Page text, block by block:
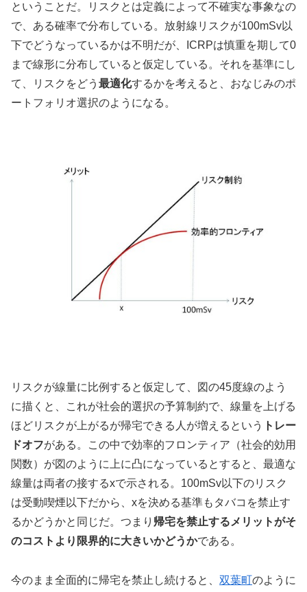
ということだ。リスクとは定義によって不確実な事象なの
で、ある確率で分布している。放射線リスクが100mSv以
下でどうなっているかは不明だが、ICRPは慎重を期して0
まで線形に分布していると仮定している。それを基準にし
て、リスクをどう 最適化するかを考えると、おなじみのポ
ートフォリオ選択のようになる。
リスクが線量に比例すると仮定して、図の45度線のよう
に描くと、これが社会的選択の予算制約で、線量を上げる
ほどリスクが上がるが帰宅できる人が増えるという
トレー
ドオフがある。この中で効率的フロンティア（社会的効用
関数）が図のように上に凸になっているとすると、最適な
線量は両者の接するxで示される。100mSv以下のリスク
は受動喫煙以下だから、xを決める基準もタバコを禁止す
るかどうかと同じだ。つまり 帰宅を禁止するメリットがそ
のコストより限界的に大きいかどうかである。
今のまま全面的に帰宅を禁止し続けると、 双葉町のように